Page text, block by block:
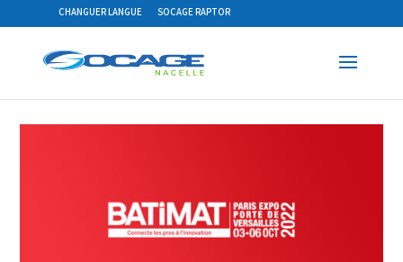
CHANGUER LANGUE SOCAGE RAPTOR